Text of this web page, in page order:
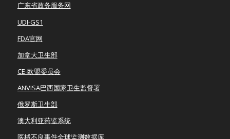
广东省政务服务网
UDI-GS1
FDA官网
加拿大卫生部
CE-欧盟委员会
ANVISA巴西国家卫生监督署
俄罗斯卫生部
澳大利亚药监系统
医械不良事件全球监测数据库